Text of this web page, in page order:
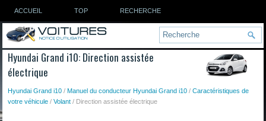
ACCUEIL TOP RECHERCHE
Hyundai Grand i10: Direction assistée
électrique
Hyundai Grand i10 /Manuel du conducteur Hyundai Grand i10 /Caractéristiques de
votre véhicule /Volant / Direction assistée électrique